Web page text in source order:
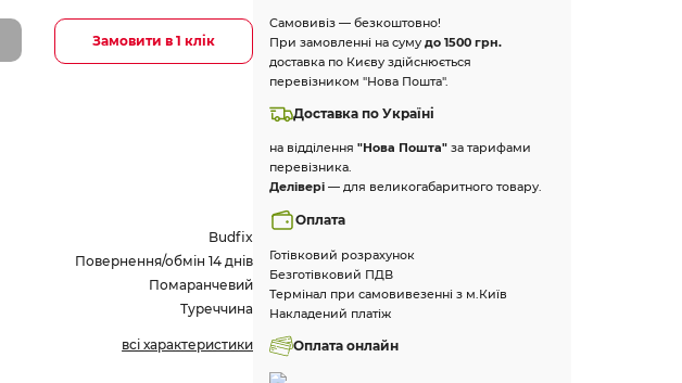
Замовити в 1 клік
Budfix
Повернення/обмін 14 днів
Помаранчевий
Туреччина
всі характеристики
Самовивіз — безкоштовно!
При замовленні на сумудо 1500 грн.
доставка по Києву здійснюється
перевізником "Нова Пошта".
Доставка по Україні
на відділення"Нова Пошта"за тарифами
перевізника.
Делівері — для великогабаритного товару.
Оплата
Готівковий розрахунок
Безготівковий ПДВ
Термінал при самовивезенні з м.Київ
Накладений платіж
Оплата онлайн